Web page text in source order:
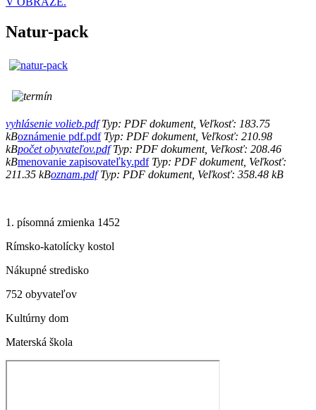
Natur-pack
vyhlásenie volieb.pdfTyp: PDF dokument, Veľkosť: 183.75
kBoznámenie pdf.pdfTyp: PDF dokument, Veľkosť: 210.98
kBpočet obyvateľov.pdfTyp: PDF dokument, Veľkosť: 208.46
kBmenovanie zapisovateľky.pdfTyp: PDF dokument, Veľkosť:
211.35 kBoznam.pdfTyp: PDF dokument, Veľkosť: 358.48 kB
1. písomná zmienka 1452
Rímsko-katolícky kostol
Nákupné stredisko
752 obyvateľov
Kultúrny dom
Materská škola